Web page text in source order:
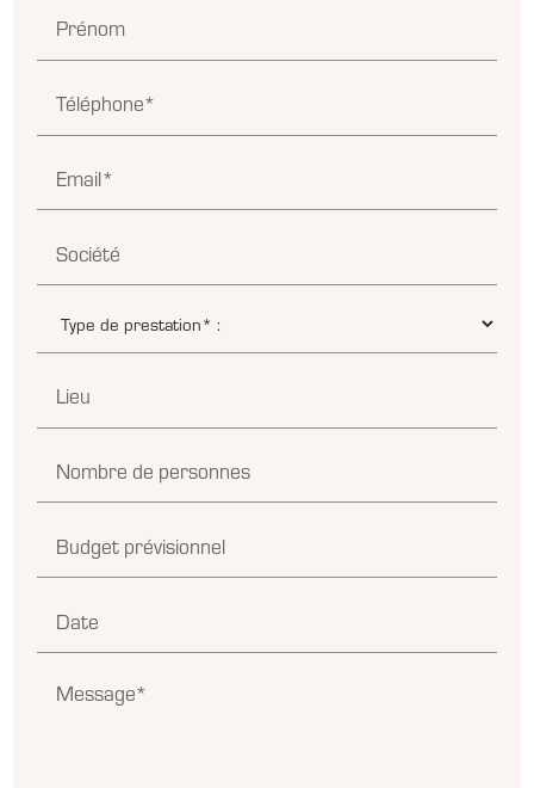
Prénom
Téléphone*
Email*
Société
Lieu
Nombre de personnes
Budget prévisionnel
Date
Message*